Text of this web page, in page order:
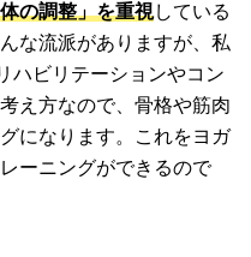
の調整」を重視している
な流派がありますが、私
ハビリテーションやコン
え方なので、骨格や筋肉
になります。これをヨガ
ーニングができるので